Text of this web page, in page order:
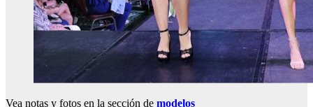
Vea notas y fotos en la sección de modelos